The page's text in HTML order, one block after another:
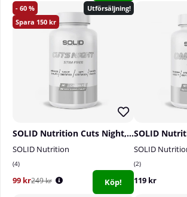
60
150
Utförsäljning!
SOLID Nutrition Cuts Night, 60 caps
SOLID Nutrition
4
99 kr249 kr Köp!
SOLID
2
119 kr